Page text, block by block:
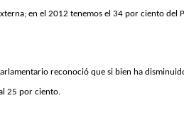
en el 2012 tenemos el 34 por ciento del
reconoció que si bien ha
25 por ciento.